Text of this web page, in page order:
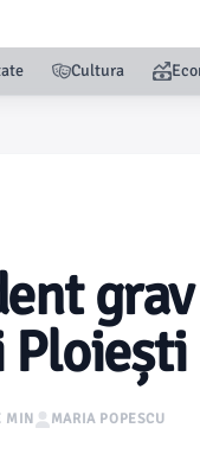
Cultura
Ploiești
MIN MARIA POPESCU